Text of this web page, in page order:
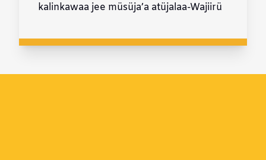
kalinkawaa jee müsüja’a atüjalaa-Wajiirü